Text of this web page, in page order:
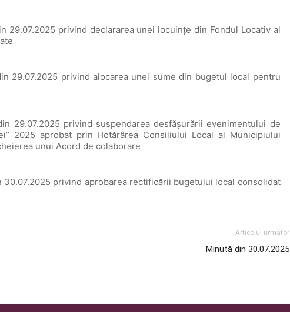
29.07.2025 privind declararea unei locuințe din Fondul Locativ al
29.07.2025 privind alocarea unei sume din bugetul local pentru
29.07.2025 privind suspendarea desfășurării evenimentului de
2025 aprobat prin Hotărârea Consiliului Local al Municipiului
unui Acord de colaborare
30.07.2025 privind aprobarea rectificării bugetului local consolidat
Articolul următor
Minută din 30.07.2025